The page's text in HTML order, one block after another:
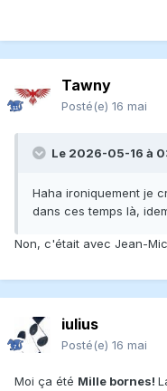
Tawny
Posté(e) 16 mai
Le 2026-05-16 à
Haha ironiquement je
dans ces temps là,
Non, c'était avec Jean-
iulius
Posté(e) 16 mai
Moi ça été Mille bornes!